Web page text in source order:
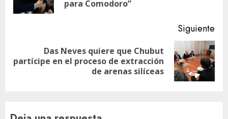
para Comodoro”
Siguiente
Siguiente
Das Neves quiere que Chubut
partícipe en el proceso de extracción
de arenas silíceas